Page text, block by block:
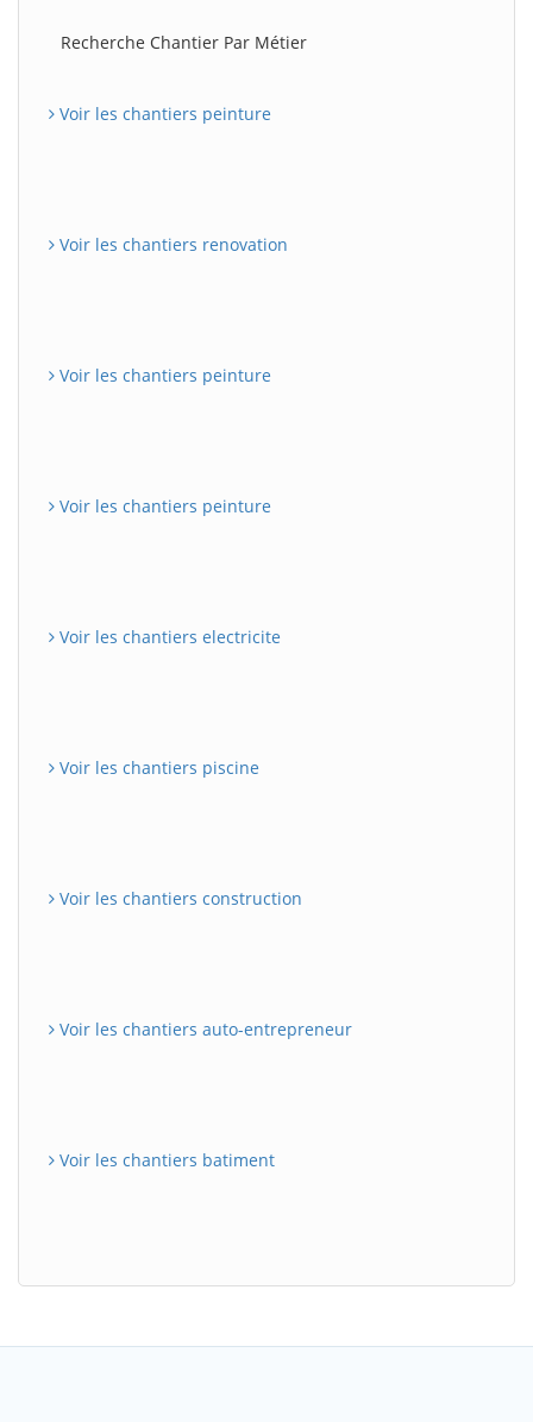
Recherche Chantier Par Métier
Voir les chantiers peinture
Voir les chantiers renovation
Voir les chantiers peinture
Voir les chantiers peinture
Voir les chantiers electricite
Voir les chantiers piscine
Voir les chantiers construction
Voir les chantiers auto-entrepreneur
Voir les chantiers batiment